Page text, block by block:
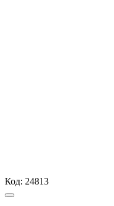
Код: 24813